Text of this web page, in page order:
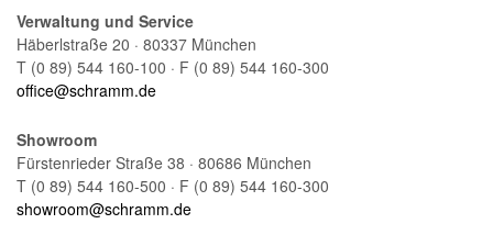
Verwaltung und Service
Häberlstraße 20 · 80337 München
T (0 89) 544 160-100 · F (0 89) 544 160-300
office@schramm.de
Showroom
Fürstenrieder Straße 38 · 80686 München
T (0 89) 544 160-500 · F (0 89) 544 160-300
showroom@schramm.de